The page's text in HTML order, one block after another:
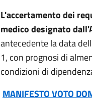
L'accertamento dei
medico designato
antecedente la data
1, con prognosi di
condizioni di
MANIFESTO VOTO